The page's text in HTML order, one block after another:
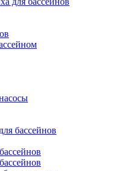
бассейнов